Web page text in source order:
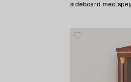
sideboard med